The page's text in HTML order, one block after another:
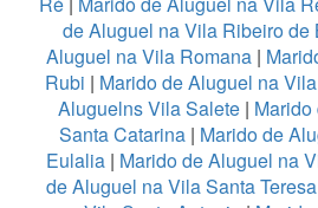
de Aluguel na Vila Ribeiro de
Aluguel na Vila Romana |
Rubi | Marido de Aluguel na
Aluguelns Vila Salete |
Santa Catarina| Marido de
Eulalia| Marido de Aluguel na
de Aluguel na Vila Santa Teresa